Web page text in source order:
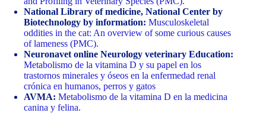
National Library of medicine, National Center by
Biotechnology by information: Musculoskeletal
oddities in the cat: An overview of some curious causes
of lameness (PMC).
Neuronavet online Neurology veterinary Education:
Metabolismo de la vitamina D y su papel en los
trastornos minerales y óseos en la enfermedad renal
crónica en humanos, perros y gatos
AVMA: Metabolismo de la vitamina D en la medicina
canina y felina.